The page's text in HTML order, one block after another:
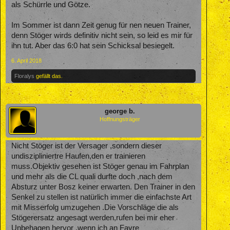
als Schürrle und Götze.
Im Sommer ist dann Zeit genug für nen neuen Trainer,
denn Stöger wirds definitiv nicht sein, so leid es mir für
ihn tut. Aber das 6:0 hat sein Schicksal besiegelt.
6. April 2018
Floralys gefällt das.
george b.
Hoffnungsträger
Nicht Stöger ist der Versager ,sondern dieser
undiszipliniertre Haufen,den er trainieren
muss.Objektiv gesehen ist Stöger genau im Fahrplan
und mehr als die CL quali durfte doch ,nach dem
Absturz unter Bosz keiner erwarten. Den Trainer in den
Senkel zu stellen ist natürlich immer die einfachste Art
mit Misserfolg umzugehen .Die Vorschläge die als
Stögerersatz angesagt werden,rufen bei mir eher
Unbehagen hervor ,wenn ich an Favre